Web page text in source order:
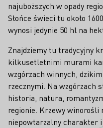
najuboższych w opady
Słońce świeci tu około
wynosi jedynie 50 hl na
Znajdziemy tu tradycyjny
kilkusetletnimi murami
wzgórzach winnych,
rzecznymi. Na wzgórzach
historia, natura,
regionie. Krzewy winorośli
niepowtarzalny charakter